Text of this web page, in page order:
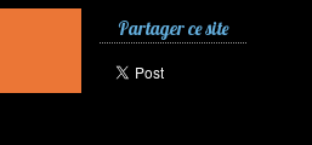
Partager ce site